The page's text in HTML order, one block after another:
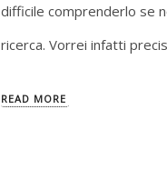
difficile comprenderlo se
ricerca. Vorrei infatti
READ MORE